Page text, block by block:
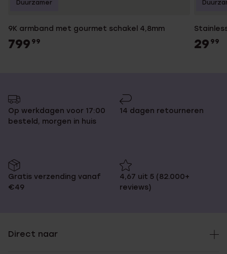
9K armband met gourmet schakel 4,8mm
799 99
Duurzamer
29 99
Op werkdagen voor 17:00
besteld, morgen in huis
14 dagen retourneren
Gratis verzending vanaf
€49
4,67 uit 5 (82.000+
reviews)
Direct naar